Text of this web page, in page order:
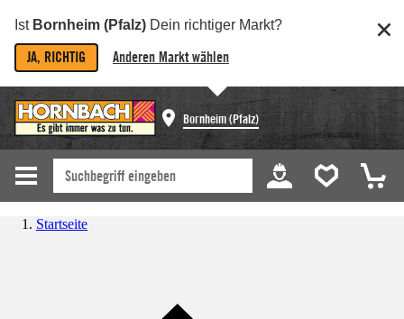
Ist Bornheim (Pfalz) Dein richtiger Markt?
JA, RICHTIG Anderen Markt wählen
Bornheim (Pfalz)
Startseite